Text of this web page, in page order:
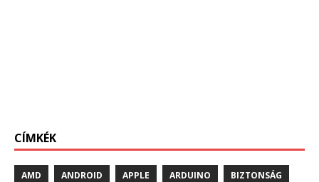
CÍMKÉK
AMD ANDROID APPLE ARDUINO BIZTONSÁG